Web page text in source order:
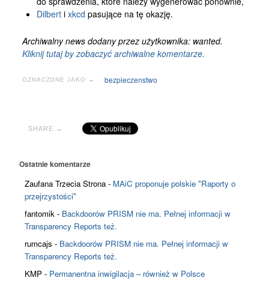
Dilberti xkcd pasujące na tę okazję.
Archiwalny news dodany przez użytkownika: wanted.
Kliknij tutaj by zobaczyć archiwalne komentarze.
OZNACZONE JAKO → bezpieczenstwo
SHARE →
Ostatnie komentarze
Zaufana Trzecia Strona - MAiC proponuje polskie "Raporty o
przejrzystości"
fantomik - Backdoorów PRISM nie ma. Pełnej informacji w
Transparency Reports też.
rumcajs - Backdoorów PRISM nie ma. Pełnej informacji w
Transparency Reports też.
KMP - Permanentna inwigilacja – również w Polsce